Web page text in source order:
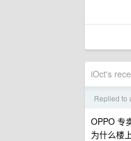
iOct's
Replied to
OPPO 专
为什么楼